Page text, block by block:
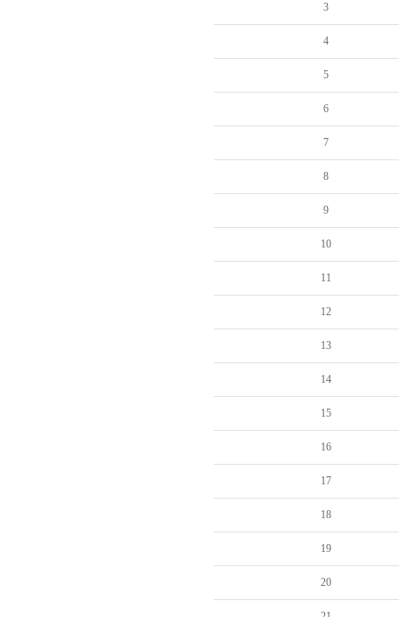
3
4
5
6
7
8
9
10
11
12
13
14
15
16
17
18
19
20